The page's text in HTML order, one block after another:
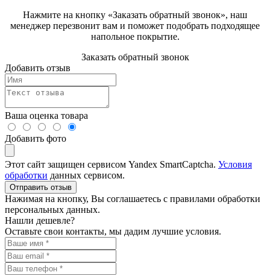
Нажмите на кнопку «Заказать обратный звонок», наш
менеджер перезвонит вам и поможет подобрать подходящее
напольное покрытие.
Заказать обратный звонок
Добавить отзыв
Ваша оценка товара
Добавить фото
Этот сайт защищен сервисом Yandex SmartCaptcha. Условия
обработки данных сервисом.
Отправить отзыв
Нажимая на кнопку, Вы соглашаетесь с правилами обработки
персональных данных.
Нашли дешевле?
Оставьте свои контакты, мы дадим лучшие условия.